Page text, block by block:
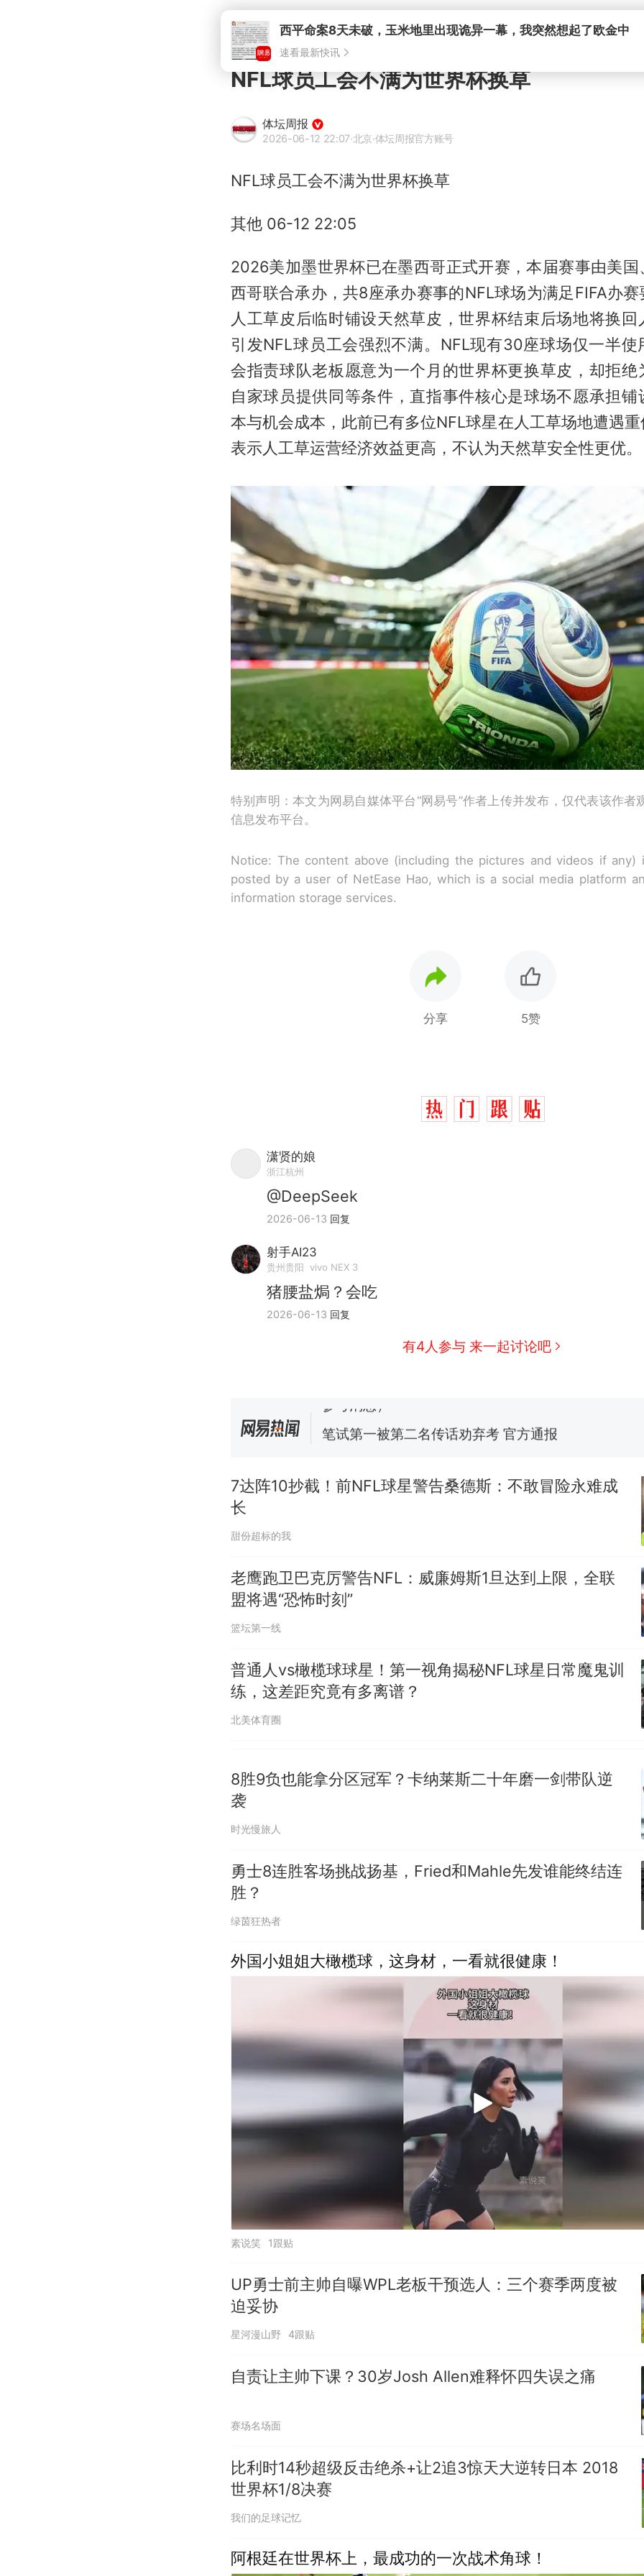
NFL球员工会不满为世界杯换草
体坛周报
2026-06-12 22:07·北京·体坛周报官方账号
NFL球员工会不满为世界杯换草
其他 06-12 22:05
2026美加墨世界杯已在墨西哥正式开赛，本届赛事由美国
西哥联合承办，共8座承办赛事的NFL球场为满足FIFA办
人工草皮后临时铺设天然草皮，世界杯结束后场地将换回
引发NFL球员工会强烈不满。NFL现有30座球场仅一半使
会指责球队老板愿意为一个月的世界杯更换草皮，却拒绝
自家球员提供同等条件，直指事件核心是球场不愿承担铺
本与机会成本，此前已有多位NFL球星在人工草场地遭遇
表示人工草运营经济效益更高，不认为天然草安全性更优。
特别声明：本文为网易自媒体平台“网易号”作者上传并发布，仅代表该作者
信息发布平台。
Notice: The content above (including the pictures and videos if any)
posted by a user of NetEase Hao, which is a social media platform
information storage services.
分享 5赞
潇贤的娘
浙江杭州
@DeepSeek
2026-06-13 回复
射手AI23
贵州贵阳 vivo NEX 3
猪腰盐焗？会吃
2026-06-13 回复
有4人参与 来一起讨论吧
热 那个在床头放菜刀的女孩，因老师一句“跟我回家”
费大厨“全国小炒肉大王”称号，仅凭视频评出？
笔试第一被第二名传话劝弃考 官方通报
招聘，成立调查组全面核查
那个在床头放菜刀的女孩，因老师一句“跟我回家
7达阵10抄截！前NFL球星警告桑德斯：不敢冒险永难成
长
甜份超标的我
老鹰跑卫巴克厉警告NFL：威廉姆斯1旦达到上限，全联
盟将遇“恐怖时刻”
篮坛第一线
普通人vs橄榄球球星！第一视角揭秘NFL球星日常魔鬼训
练，这差距究竟有多离谱？
北美体育圈
8胜9负也能拿分区冠军？卡纳莱斯二十年磨一剑带队逆
袭
时光慢旅人
勇士8连胜客场挑战扬基，Fried和Mahle先发谁能终结连
胜？
绿茵狂热者
外国小姐姐大橄榄球，这身材，一看就很健康！
素说笑 1跟贴
UP勇士前主帅自曝WPL老板干预选人：三个赛季两度被
迫妥协
星河漫山野 4跟贴
自责让主帅下课？30岁Josh Allen难释怀四失误之痛
赛场名场面
比利时14秒超级反击绝杀+让2追3惊天大逆转日本 2018
世界杯1/8决赛
我们的足球记忆
阿根廷在世界杯上，最成功的一次战术角球！